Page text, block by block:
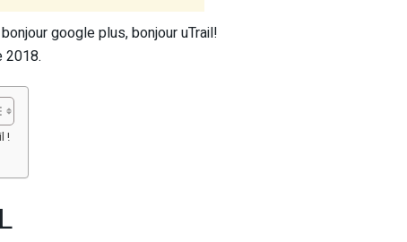
google plus, bonjour uTrail!
2018.
!